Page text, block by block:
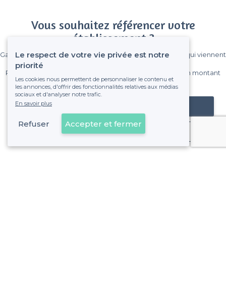
Vous souhaitez référencer votre
établissement ?
Gagnez de nombreux clients parmi le million de visiteurs qui viennent
Pas de commissions et sans engagement, vous payez un montant
fixe sans risque de voir déraper la facture.
Référencer mon établissement
Déjà client
Le respect de votre vie privée est notre
priorité
Les cookies nous permettent de personnaliser le contenu et
les annonces, d'offrir des fonctionnalités relatives aux médias
sociaux et d'analyser notre trafic.
En savoir plus
Refuser Accepter et fermer